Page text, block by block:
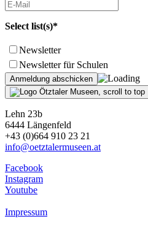
Select list(s)*
Newsletter
Newsletter für Schulen
Lehn 23b
6444 Längenfeld
+43 (0)664 910 23 21
info@oetztalermuseen.at
Facebook
Instagram
Youtube
Impressum